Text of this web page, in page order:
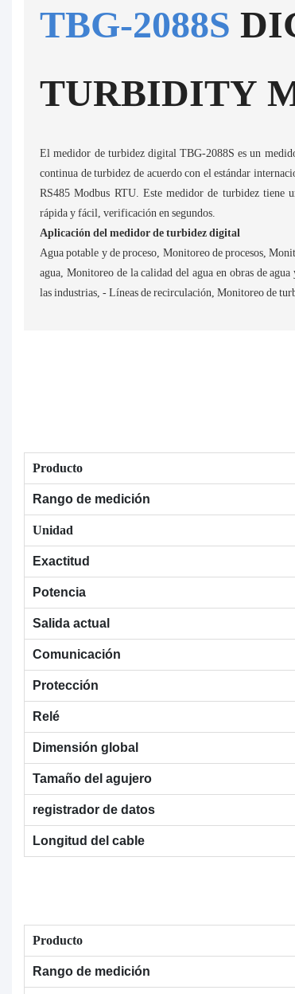
TBG-2088S
TURBIDITY
El medidor de turbidez digital TBG-2088S es un
continua de turbidez de acuerdo con el estándar
RS485 Modbus RTU. Este medidor de turbidez tiene
rápida y fácil, verificación en segundos.
Aplicación del medidor de turbidez digital
Agua potable y de proceso, Monitoreo de procesos,
agua, Monitoreo de la calidad del agua en obras de
las industrias, - Líneas de recirculación, Monitoreo de
Producto
Rango de medición
Unidad
Exactitud
Potencia
Salida actual
Comunicación
Protección
Relé
Dimensión global
Tamaño del agujero
registrador de datos
Longitud del cable
Producto
Rango de medición